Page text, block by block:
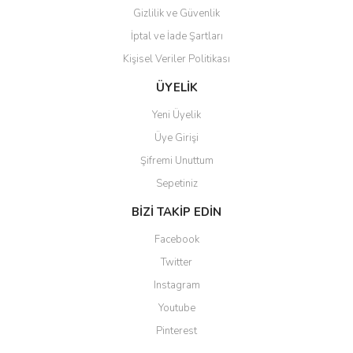
Gönder
Gizlilik ve Güvenlik
İptal ve İade Şartları
Kişisel Veriler Politikası
ÜYELİK
Yeni Üyelik
Üye Girişi
Şifremi Unuttum
Sepetiniz
BİZİ TAKİP EDİN
Facebook
Twitter
Instagram
Youtube
Pinterest